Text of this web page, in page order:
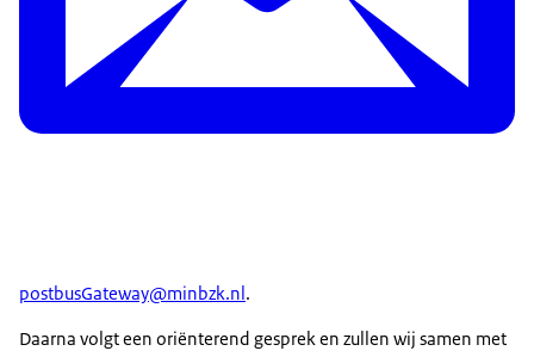
postbusGateway@minbzk.nl.
Daarna volgt een oriënterend gesprek en zullen wij samen met